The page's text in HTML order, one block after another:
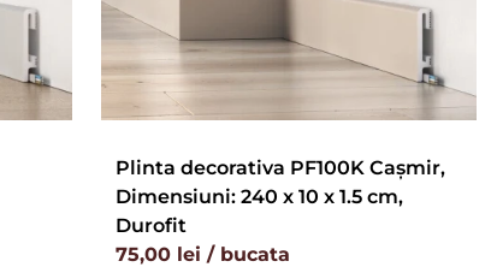
Plinta decorativa PF100K Cașmir,
Dimensiuni: 240 x 10 x 1.5 cm,
Durofit
75,00 lei / bucata